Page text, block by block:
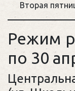
Вторая
Режим
по 30